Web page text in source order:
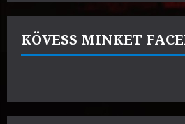
KÖVESS MINKET